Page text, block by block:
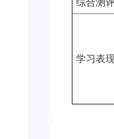
学习表